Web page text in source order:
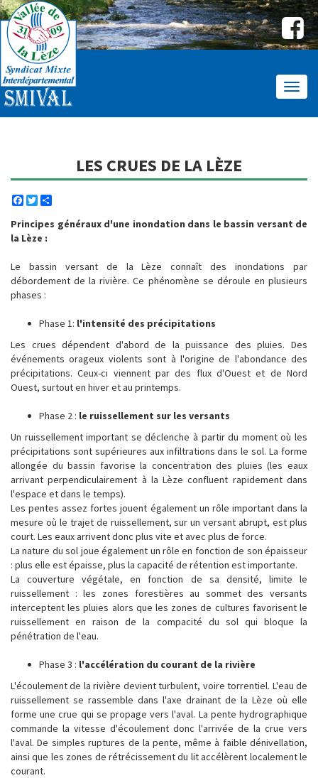
le
menu
LES CRUES DE LA LÈZE
Facebook
Twitter
Principes généraux d'une inondation dans le bassin versant de
la Lèze :
Le bassin versant de la Lèze connaît des inondations par
débordement de la rivière. Ce phénomène se déroule en plusieurs
phases :
Phase 1: l'intensité des précipitations
Les crues dépendent d'abord de la puissance des pluies. Des
événements orageux violents sont à l'origine de l'abondance des
précipitations. Ceux-ci viennent par des flux d'Ouest et de Nord
Ouest, surtout en hiver et au printemps.
Phase 2 : le ruissellement sur les versants
Un ruissellement important se déclenche à partir du moment où les
précipitations sont supérieures aux infiltrations dans le sol. La forme
allongée du bassin favorise la concentration des pluies (les eaux
arrivant perpendiculairement à la Lèze confluent rapidement dans
l'espace et dans le temps).
Les pentes assez fortes jouent également un rôle important dans la
mesure où le trajet de ruissellement, sur un versant abrupt, est plus
court. Les eaux arrivent donc plus vite et avec plus de force.
La nature du sol joue également un rôle en fonction de son épaisseur
: plus elle est épaisse, plus la capacité de rétention est importante.
La couverture végétale, en fonction de sa densité, limite le
ruissellement : les zones forestières au sommet des versants
interceptent les pluies alors que les zones de cultures favorisent le
ruissellement en raison de la compacité du sol qui bloque la
pénétration de l'eau.
Phase 3 : l'accélération du courant de la rivière
L'écoulement de la rivière devient turbulent, voire torrentiel. L'eau de
ruissellement se rassemble dans l'axe drainant de la Lèze où elle
forme une crue qui se propage vers l'aval. La pente hydrographique
commande la vitesse d'écoulement donc l'arrivée de la crue vers
l'aval. De simples ruptures de la pente, même à faible dénivellation,
ainsi que les zones de rétrécissement du lit accélèrent localement le
courant.